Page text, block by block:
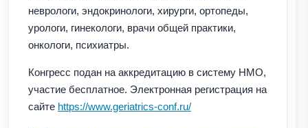
неврологи, эндокринологи, хирурги, ортопеды,
урологи, гинекологи, врачи общей практики,
онкологи, психиатры.
Конгресс подан на аккредитацию в систему НМО,
участие бесплатное. Электронная регистрация на
сайте https://www.geriatrics-conf.ru/